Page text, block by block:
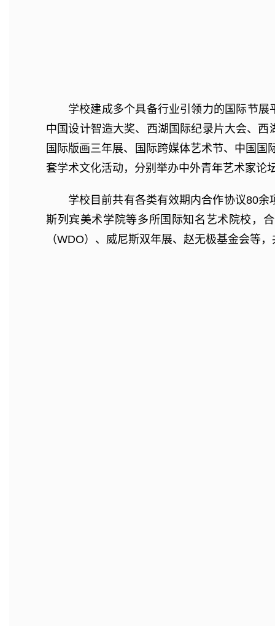
学校建成多个具备行业引领力的国际节
中国设计智造大奖、西湖国际纪录片大会、
国际版画三年展、国际跨媒体艺术节、中国
套学术文化活动，分别举办中外青年艺术家论
学校目前共有各类有效期内合作协议80
斯列宾美术学院等多所国际知名艺术院校，
（WDO）、威尼斯双年展、赵无极基金会等